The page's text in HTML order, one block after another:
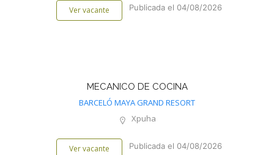
Ver vacante Publicada el 04/08/2026
MECANICO DE COCINA
BARCELÓ MAYA GRAND RESORT
Xpuha
Ver vacante Publicada el 04/08/2026